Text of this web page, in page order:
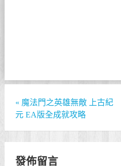
« 魔法門之英雄無敵 上古紀
元 EA版全成就攻略
發佈留言